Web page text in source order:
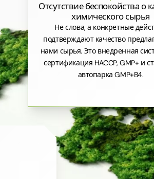
Отсутствие беспокойства о
химического сырья
Не слова, а конкретные
подтверждают качество
нами сырья. Это внедренная
сертификация HACCP, GMP+ и
автопарка GMP+B4.